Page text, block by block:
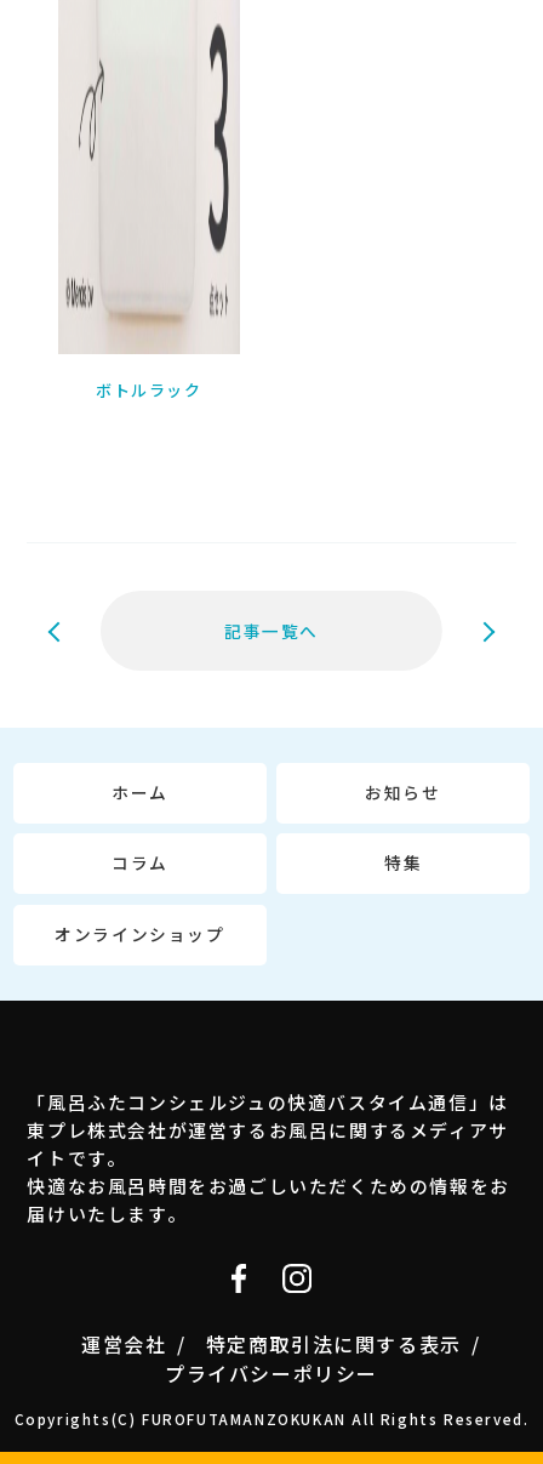
ボトルラック
記事一覧へ
ホーム お知らせ
コラム 特集
オンラインショップ
「風呂ふたコンシェルジュの快適バスタイム通信」は
東プレ株式会社が運営するお風呂に関するメディアサ
イトです。
快適なお風呂時間をお過ごしいただくための情報をお
届けいたします。
運営会社
特定商取引法に関する表示
プライバシーポリシー
Copyrights(C) FUROFUTAMANZOKUKAN All Rights Reserved.